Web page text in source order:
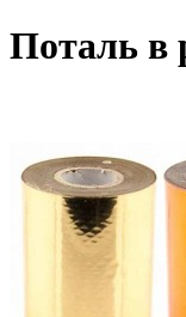
Поталь в